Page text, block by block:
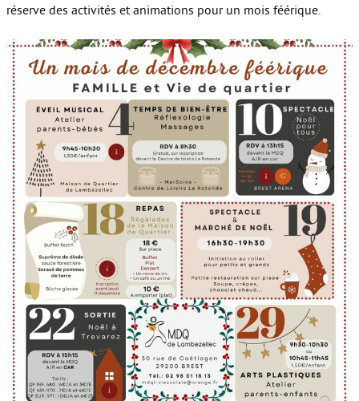
réserve des activités et animations pour un mois féérique.